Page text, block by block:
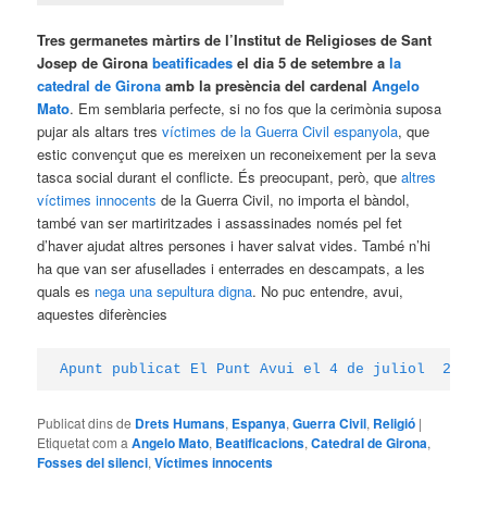
Tres germanetes màrtirs de l’Institut de Religioses de Sant
Josep de Gironabeatificadesel dia 5 de setembre a la
catedral de Girona amb la presència del cardenalAngelo
Mato. Em semblaria perfecte, si no fos que la cerimònia suposa
pujar als altars tresvíctimes de la Guerra Civil espanyola, que
estic convençut que es mereixen un reconeixement per la seva
tasca social durant el conflicte. És preocupant, però, quealtres
víctimes innocents de la Guerra Civil, no importa el bàndol,
també van ser martiritzades i assassinades només pel fet
d’haver ajudat altres persones i haver salvat vides. També n’hi
ha que van ser afusellades i enterrades en descampats, a les
quals es nega una sepultura digna. No puc entendre, avui,
aquestes diferències
Apunt publicat El Punt Avui el 4 de juliol  2015
Publicat dins de Drets Humans, Espanya,Guerra Civil, Religió |
Etiquetat com a Angelo Mato, Beatificacions,Catedral de Girona,
Fosses del silenci,Víctimes innocents